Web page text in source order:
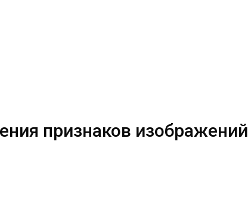
признаков изображений